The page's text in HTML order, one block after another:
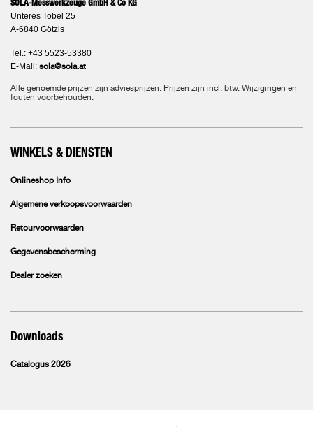
SOLA-Messwerkzeuge GmbH & Co KG
Unteres Tobel 25
A-6840 Götzis
Tel.: +43 5523-53380
E-Mail: sola@sola.at
Alle genoemde prijzen zijn adviesprijzen. Prijzen zijn incl. btw. Wijzigingen en
fouten voorbehouden.
WINKELS & DIENSTEN
Onlineshop Info
Algemene verkoopsvoorwaarden
Retourvoorwaarden
Gegevensbescherming
Dealer zoeken
Downloads
Catalogus 2026